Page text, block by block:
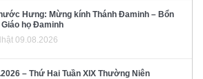
Hưng: Mừng kính Thánh Đaminh – Bổn
họ Đaminh
09.08.2026
– Thứ Hai Tuần XIX Thường Niên